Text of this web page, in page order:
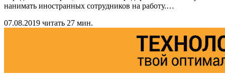
нанимать иностранных сотрудников на работу.…
07.08.2019 читать 27 мин.